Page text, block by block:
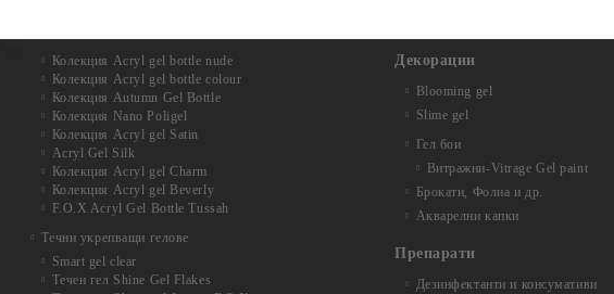
Колекция Acryl gel bottle nude
Колекция Acryl gel bottle colour
Колекция Autumn Gel Bottle
Колекция Nano Poligel
Колекция Acryl gel Satin
Acryl Gel Silk
Колекция Acryl gel Charm
Колекция Acryl gel Beverly
F.O.X Acryl Gel Bottle Tussah
Течни укрепващи гелове
Smart gel clear
Течен гел Shine Gel Flakes
Декорации
Blooming gel
Slime gel
Гел бои
Витражни-Vitrage Gel paint
Брокати, Фолиа и др.
Акварелни капки
Препарати
Дезинфектанти и консумативи